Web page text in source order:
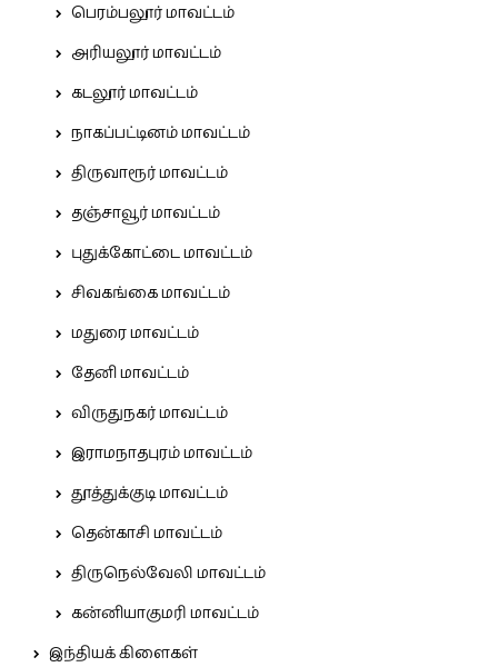
பெரம்பலூர் மாவட்டம்
அரியலூர் மாவட்டம்
கடலூர் மாவட்டம்
நாகப்பட்டினம் மாவட்டம்
திருவாரூர் மாவட்டம்
தஞ்சாவூர் மாவட்டம்
புதுக்கோட்டை மாவட்டம்
சிவகங்கை மாவட்டம்
மதுரை மாவட்டம்
தேனி மாவட்டம்
விருதுநகர் மாவட்டம்
இராமநாதபுரம் மாவட்டம்
தூத்துக்குடி மாவட்டம்
தென்காசி மாவட்டம்
திருநெல்வேலி மாவட்டம்
கன்னியாகுமரி மாவட்டம்
இந்தியக் கிளைகள்